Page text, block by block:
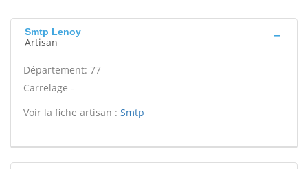
Smtp Lenoy
Artisan
Département: 77
Carrelage -
Voir la fiche artisan : Smtp